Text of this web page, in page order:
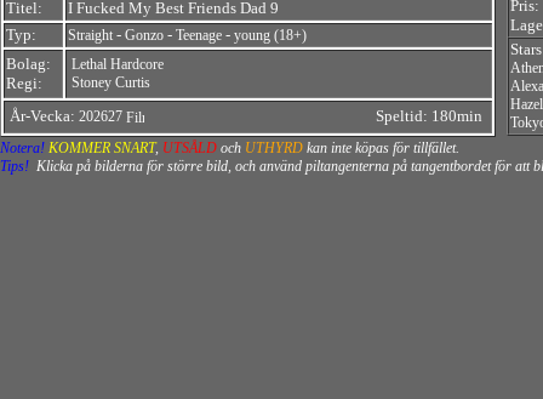
Titel:
I Fucked My Best Friends Dad 9
Typ:
Straight - Gonzo - Teenage - young (18+)
Bolag:
Regi:
Lethal Hardcore
Stoney Curtis
År-Vecka: 202627 Speltid: 180min
Notera! KOMMER SNART, UTSÅLD och UTHYRD kan inte köpas för tillfället.
Tips! Klicka på bilderna för större bild, och använd piltangenterna på tangentbordet för att